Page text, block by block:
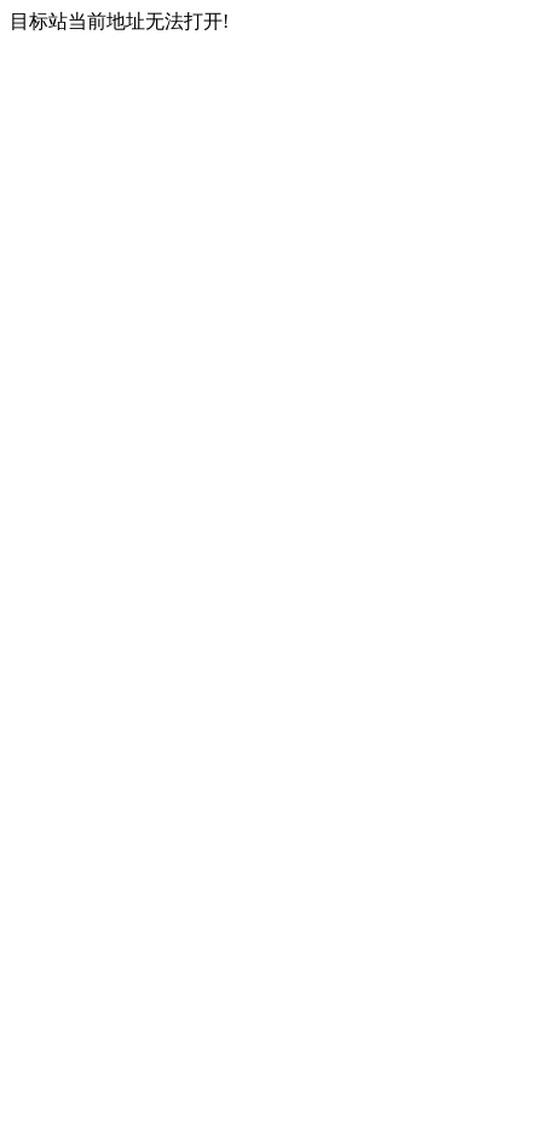
目标站当前地址无法打开!